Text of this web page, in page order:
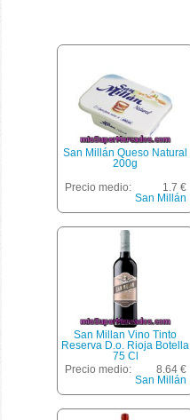
San Millán Queso Natural
200g
Precio medio:
1.7 €
San Millán
San Millan Vino Tinto
Reserva D.o. Rioja Botella
75 Cl
Precio medio:
8.64 €
San Millán